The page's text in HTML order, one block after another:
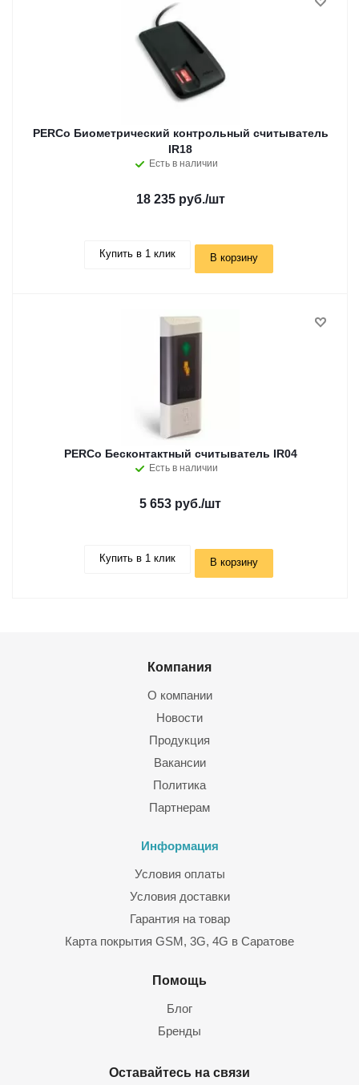
PERCo Биометрический контрольный считыватель
IR18
Есть в наличии
18 235 руб./шт
Купить в 1 клик В корзину
PERCo Бесконтактный считыватель IR04
Есть в наличии
5 653 руб./шт
Купить в 1 клик В корзину
Компания
О компании
Новости
Продукция
Вакансии
Политика
Партнерам
Информация
Условия оплаты
Условия доставки
Гарантия на товар
Карта покрытия GSM, 3G, 4G в Саратове
Помощь
Блог
Бренды
Оставайтесь на связи